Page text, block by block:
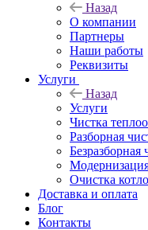
Назад
О компании
Партнеры
Наши работы
Реквизиты
Услуги
Назад
Услуги
Чистка
Разборная
Безразборная
Очистка
Доставка и оплата
Блог
Контакты